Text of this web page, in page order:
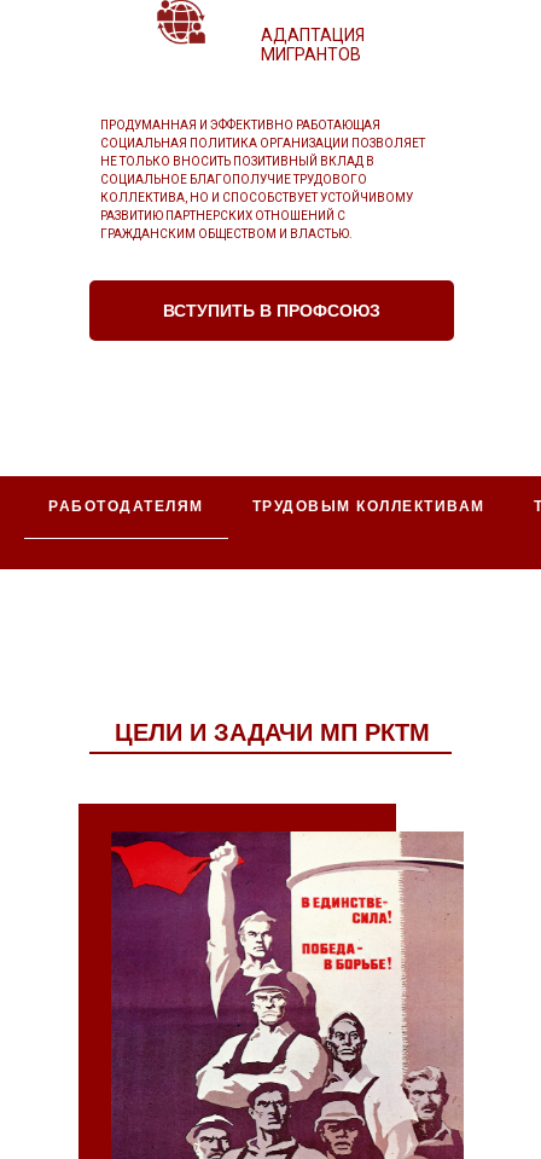
ВСТУПИТЬ В ПРОФСОЮЗ
АДАПТАЦИЯ
МИГРАНТОВ
ПРОДУМАННАЯ И ЭФФЕКТИВНО РАБОТАЮЩАЯ
СОЦИАЛЬНАЯ ПОЛИТИКА ОРГАНИЗАЦИИ ПОЗВОЛЯЕТ
НЕ ТОЛЬКО ВНОСИТЬ ПОЗИТИВНЫЙ ВКЛАД В
СОЦИАЛЬНОЕ БЛАГОПОЛУЧИЕ ТРУДОВОГО
КОЛЛЕКТИВА, НО И СПОСОБСТВУЕТ УСТОЙЧИВОМУ
РАЗВИТИЮ ПАРТНЕРСКИХ ОТНОШЕНИЙ С
ГРАЖДАНСКИМ ОБЩЕСТВОМ И ВЛАСТЬЮ.
РАБОТОДАТЕЛЯМ ТРУДОВЫМ КОЛЛЕКТИВАМ
ЦЕЛИ И ЗАДАЧИ МП РКТМ